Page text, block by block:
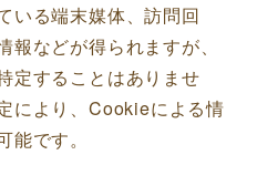
いる端末媒体、訪問回
などが得られますが、
定することはありませ
により、Cookieによる情
です。